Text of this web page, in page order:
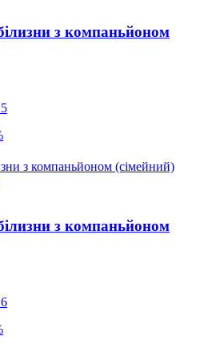
з компаньйоном
з компаньйоном